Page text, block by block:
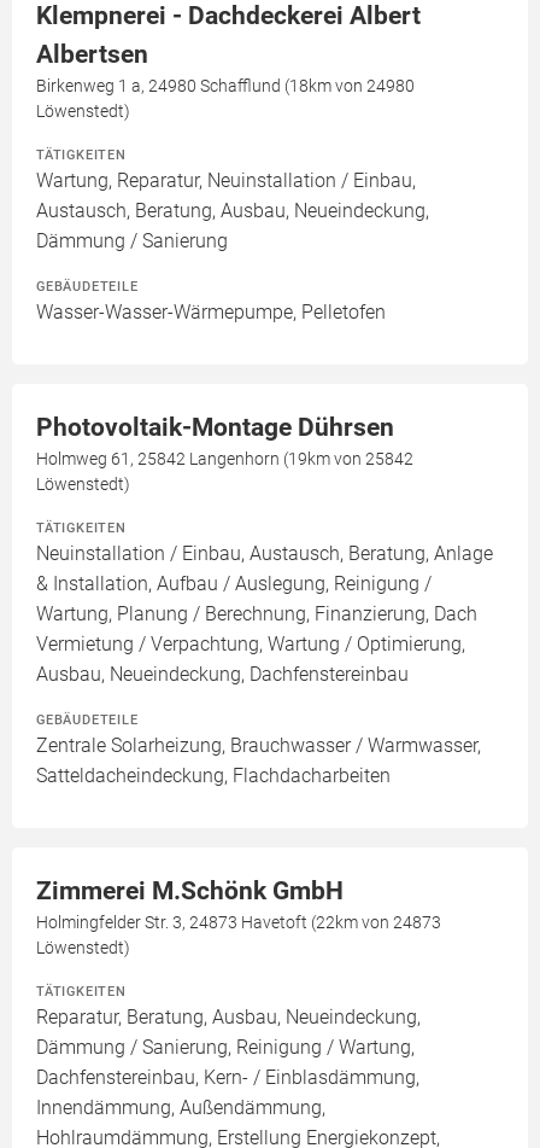
Klempnerei - Dachdeckerei Albert
Albertsen
Birkenweg 1 a, 24980 Schafflund (18km von 24980
Löwenstedt)
TÄTIGKEITEN
Wartung, Reparatur, Neuinstallation / Einbau,
Austausch, Beratung, Ausbau, Neueindeckung,
Dämmung / Sanierung
GEBÄUDETEILE
Wasser-Wasser-Wärmepumpe, Pelletofen
Photovoltaik-Montage Dührsen
Holmweg 61, 25842 Langenhorn (19km von 25842
Löwenstedt)
TÄTIGKEITEN
Neuinstallation / Einbau, Austausch, Beratung, Anlage
& Installation, Aufbau / Auslegung, Reinigung /
Wartung, Planung / Berechnung, Finanzierung, Dach
Vermietung / Verpachtung, Wartung / Optimierung,
Ausbau, Neueindeckung, Dachfenstereinbau
GEBÄUDETEILE
Zentrale Solarheizung, Brauchwasser / Warmwasser,
Satteldacheindeckung, Flachdacharbeiten
Zimmerei M.Schönk GmbH
Holmingfelder Str. 3, 24873 Havetoft (22km von 24873
Löwenstedt)
TÄTIGKEITEN
Reparatur, Beratung, Ausbau, Neueindeckung,
Dämmung / Sanierung, Reinigung / Wartung,
Dachfenstereinbau, Kern- / Einblasdämmung,
Innendämmung, Außendämmung,
Hohlraumdämmung, Erstellung Energiekonzept,